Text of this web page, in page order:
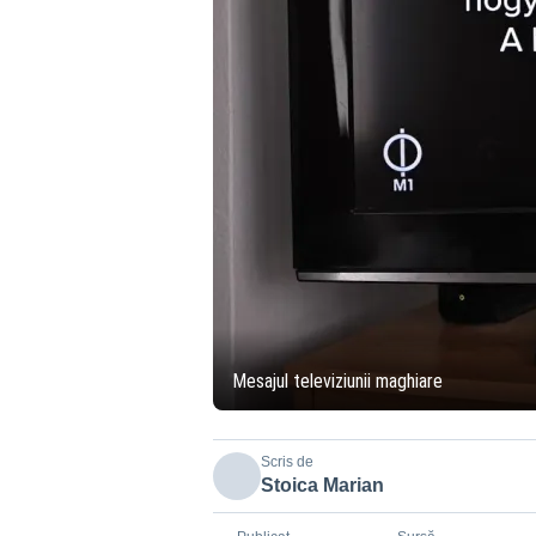
Mesajul televiziunii maghiare
Scris de
Stoica Marian